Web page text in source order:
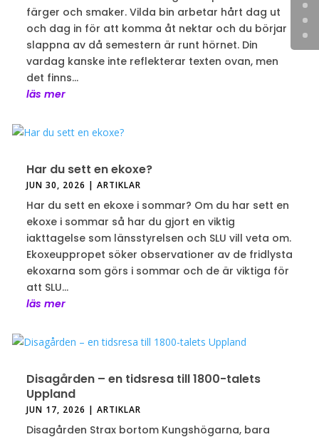
färger och smaker. Vilda bin arbetar hårt dag ut
och dag in för att komma åt nektar och du börjar
slappna av då semestern är runt hörnet. Din
vardag kanske inte reflekterar texten ovan, men
det finns...
läs mer
Har du sett en ekoxe?
JUN 30, 2026 | ARTIKLAR
Har du sett en ekoxe i sommar? Om du har sett en
ekoxe i sommar så har du gjort en viktig
iakttagelse som länsstyrelsen och SLU vill veta om.
Ekoxeuppropet söker observationer av de fridlysta
ekoxarna som görs i sommar och de är viktiga för
att SLU...
läs mer
Disagården – en tidsresa till 1800-talets
Uppland
JUN 17, 2026 | ARTIKLAR
Disagården Strax bortom Kungshögarna, bara